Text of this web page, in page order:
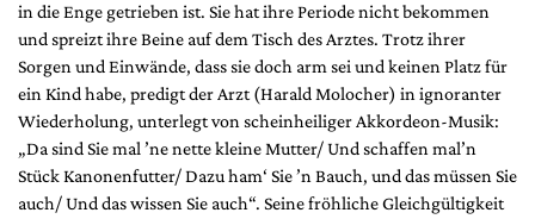
in die Enge getrieben ist. Sie hat ihre Periode nicht bekommen
und spreizt ihre Beine auf dem Tisch des Arztes. Trotz ihrer
Sorgen und Einwände, dass sie doch arm sei und keinen Platz für
ein Kind habe, predigt der Arzt (Harald Molocher) in ignoranter
Wiederholung, unterlegt von scheinheiliger Akkordeon-Musik:
„Da sind Sie mal ’ne nette kleine Mutter/ Und schaffen mal’n
Stück Kanonenfutter/ Dazu ham‘ Sie ’n Bauch, und das müssen Sie
auch/ Und das wissen Sie auch“. Seine fröhliche Gleichgültigkeit